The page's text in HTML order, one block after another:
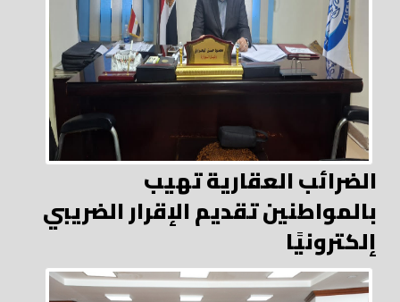
الضرائب العقارية تهيب
بالمواطنين تقديم الإقرار الضريبي
إلكترونيًا